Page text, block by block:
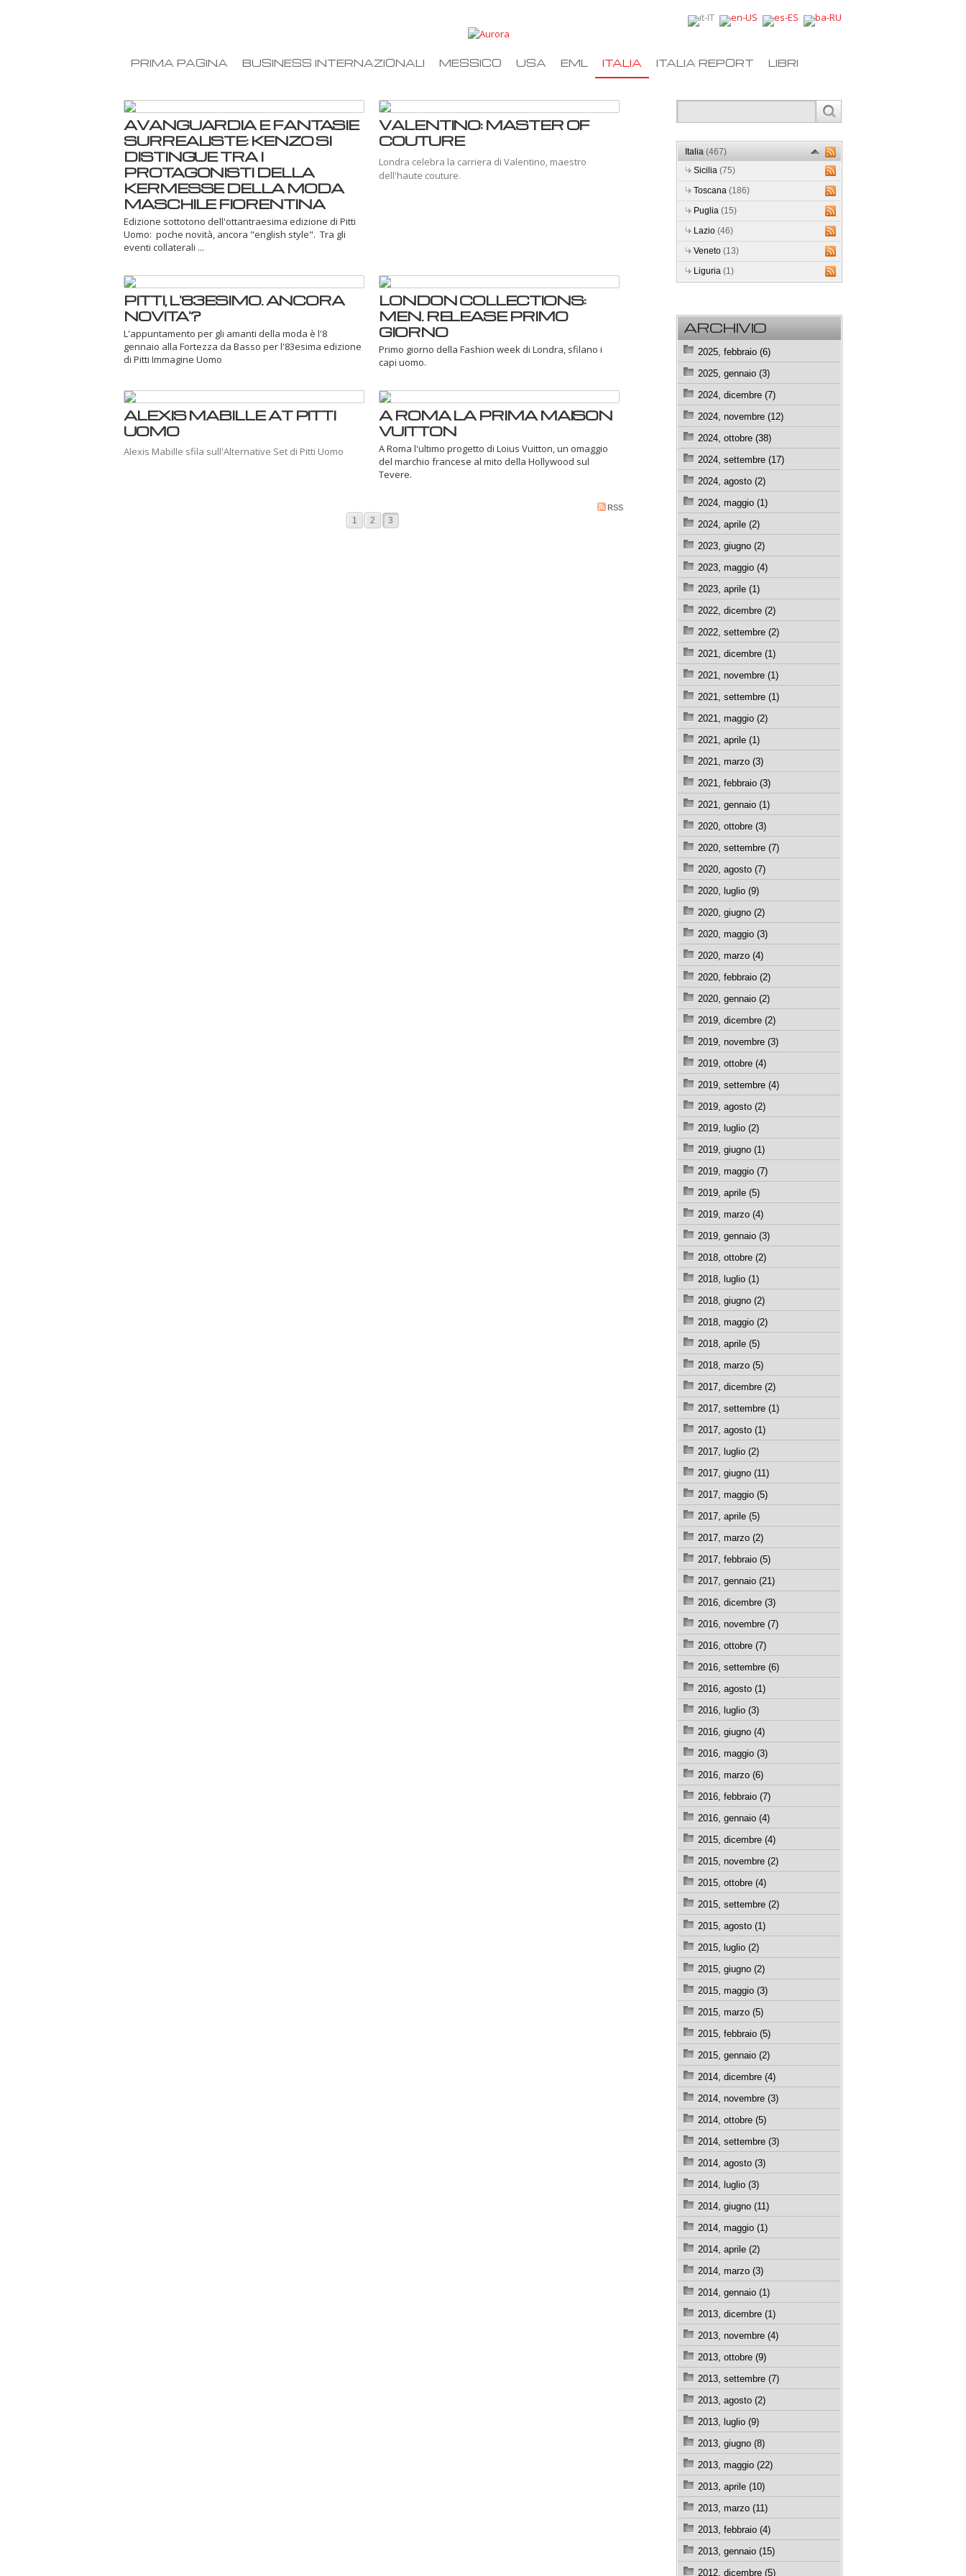
PRIMA PAGINA BUSINESS INTERNAZIONALI MESSICO USA EML ITALIA ITALIA REPORT LIBRI
AVANGUARDIA E FANTASIE
SURREALISTE: KENZO SI
DISTINGUE TRA I
PROTAGONISTI DELLA
KERMESSE DELLA MODA
MASCHILE FIORENTINA
Edizione sottotono dell'ottantraesima edizione di Pitti
Uomo: poche novità, ancora "english style". Tra gli
eventi collaterali ...
VALENTINO: MASTER OF
COUTURE
Londra celebra la carriera di Valentino, maestro
dell'haute couture.
PITTI, L'83ESIMO. ANCORA
NOVITA'?
L'appuntamento per gli amanti della moda è l'8
gennaio alla Fortezza da Basso per l'83esima edizione
di Pitti Immagine Uomo
LONDON COLLECTIONS:
MEN. RELEASE PRIMO
GIORNO
Primo giorno della Fashion week di Londra, sfilano i
capi uomo.
ALEXIS MABILLE AT PITTI
UOMO
Alexis Mabille sfila sull'Alternative Set di Pitti Uomo
A ROMA LA PRIMA MAISON
VUITTON
A Roma l'ultimo progetto di Loius Vuitton, un omaggio
del marchio francese al mito della Hollywood sul
Tevere.
RSS
1 2 3
Italia(467)
Sicilia(75)
Toscana(186)
Puglia(15)
Lazio(46)
Veneto(13)
Liguria(1)
ARCHIVIO
2025, febbraio (6)
2025, gennaio (3)
2024, dicembre (7)
2024, novembre (12)
2024, ottobre (38)
2024, settembre (17)
2024, agosto (2)
2024, maggio (1)
2024, aprile (2)
2023, giugno (2)
2023, maggio (4)
2023, aprile (1)
2022, dicembre (2)
2022, settembre (2)
2021, dicembre (1)
2021, novembre (1)
2021, settembre (1)
2021, maggio (2)
2021, aprile (1)
2021, marzo (3)
2021, febbraio (3)
2021, gennaio (1)
2020, ottobre (3)
2020, settembre (7)
2020, agosto (7)
2020, luglio (9)
2020, giugno (2)
2020, maggio (3)
2020, marzo (4)
2020, febbraio (2)
2020, gennaio (2)
2019, dicembre (2)
2019, novembre (3)
2019, ottobre (4)
2019, settembre (4)
2019, agosto (2)
2019, luglio (2)
2019, giugno (1)
2019, maggio (7)
2019, aprile (5)
2019, marzo (4)
2019, gennaio (3)
2018, ottobre (2)
2018, luglio (1)
2018, giugno (2)
2018, maggio (2)
2018, aprile (5)
2018, marzo (5)
2017, dicembre (2)
2017, settembre (1)
2017, agosto (1)
2017, luglio (2)
2017, giugno (11)
2017, maggio (5)
2017, aprile (5)
2017, marzo (2)
2017, febbraio (5)
2017, gennaio (21)
2016, dicembre (3)
2016, novembre (7)
2016, ottobre (7)
2016, settembre (6)
2016, agosto (1)
2016, luglio (3)
2016, giugno (4)
2016, maggio (3)
2016, marzo (6)
2016, febbraio (7)
2016, gennaio (4)
2015, dicembre (4)
2015, novembre (2)
2015, ottobre (4)
2015, settembre (2)
2015, agosto (1)
2015, luglio (2)
2015, giugno (2)
2015, maggio (3)
2015, marzo (5)
2015, febbraio (5)
2015, gennaio (2)
2014, dicembre (4)
2014, novembre (3)
2014, ottobre (5)
2014, settembre (3)
2014, agosto (3)
2014, luglio (3)
2014, giugno (11)
2014, maggio (1)
2014, aprile (2)
2014, marzo (3)
2014, gennaio (1)
2013, dicembre (1)
2013, novembre (4)
2013, ottobre (9)
2013, settembre (7)
2013, agosto (2)
2013, luglio (9)
2013, giugno (8)
2013, maggio (22)
2013, aprile (10)
2013, marzo (11)
2013, febbraio (4)
2013, gennaio (15)
2012, dicembre (5)